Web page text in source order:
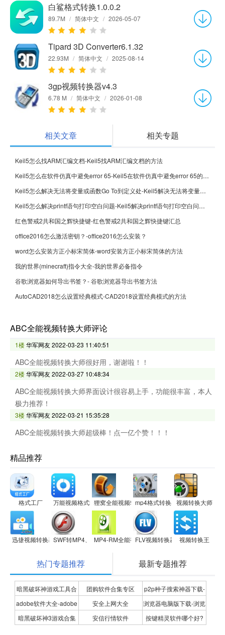
白鲨格式转换1.0.0.2
89.7M / 简体中文 / 2026-05-07
Tipard 3D Converter6.1.32
22.93M / 简体中文 / 2025-08-14
3gp视频转换器v4.3
6.78 M / 简体中文 / 2026-01-08
相关文章 相关专题
Keil5怎么找ARM汇编文档-Keil5找ARM汇编文档的方法
Keil5怎么在软件仿真中避免error 65-Keil5在软件仿真中避免error 65的方法
Keil5怎么解决无法将变量或函数Go To到定义处-Keil5解决无法将变量或函数Go To到定义处的方法
Keil5怎么解决printf语句打印空白问题-Keil5解决printf语句打印空白问题的方法
红色警戒2共和国之辉快捷键-红色警戒2共和国之辉快捷键汇总
office2016怎么激活密钥？-office2016怎么安装？
word怎么安装方正小标宋简体-word安装方正小标宋简体的方法
我的世界(minecraft)指令大全-我的世界必备指令
谷歌浏览器如何导出书签？- 谷歌浏览器导出书签方法
AutoCAD2018怎么设置经典模式-CAD2018设置经典模式的方法
ABC全能视频转换大师评论
1楼华军网友2022-03-23 11:40:51
ABC全能视频转换大师很好用，谢谢啦！！
2楼华军网友2022-03-27 10:48:34
ABC全能视频转换大师界面设计很容易上手，功能很丰富，本人
极力推荐！
3楼华军网友2022-03-21 15:35:28
ABC全能视频转换大师超级棒！点一亿个赞！！！
精品推荐
格式工厂 万能视频格式转换器狸窝全能视频转换器mp4格式转换器视频转换大师
迅捷视频转换器SWF转MP4、FLV、3GP转换器
MP4-RM全能视频转换专家
FLV视频转换器 视频转换王
热门专题推荐 最新专题推荐
暗黑破坏神游戏工具合
集
团购软件合集专区
p2p种子搜索神器下载-
P2P种子搜索神器专题
adobe软件大全-adobe
全系列软件下载-adobe
安全上网大全
浏览器电脑版下载-浏览
器下载合集
暗黑破坏神3游戏合集 安信行情软件
按键精灵软件哪个好?